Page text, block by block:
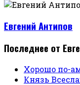
Евгений Антипов
Последнее от
Хорошо по-
Князь